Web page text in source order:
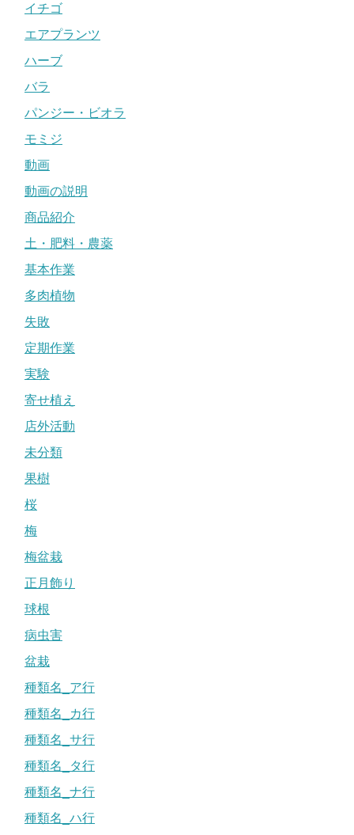
イチゴ
エアプランツ
ハーブ
バラ
パンジー・ビオラ
モミジ
動画
動画の説明
商品紹介
土・肥料・農薬
基本作業
多肉植物
失敗
定期作業
実験
寄せ植え
店外活動
未分類
果樹
桜
梅
梅盆栽
正月飾り
球根
病虫害
盆栽
種類名_ア行
種類名_カ行
種類名_サ行
種類名_タ行
種類名_ナ行
種類名_ハ行